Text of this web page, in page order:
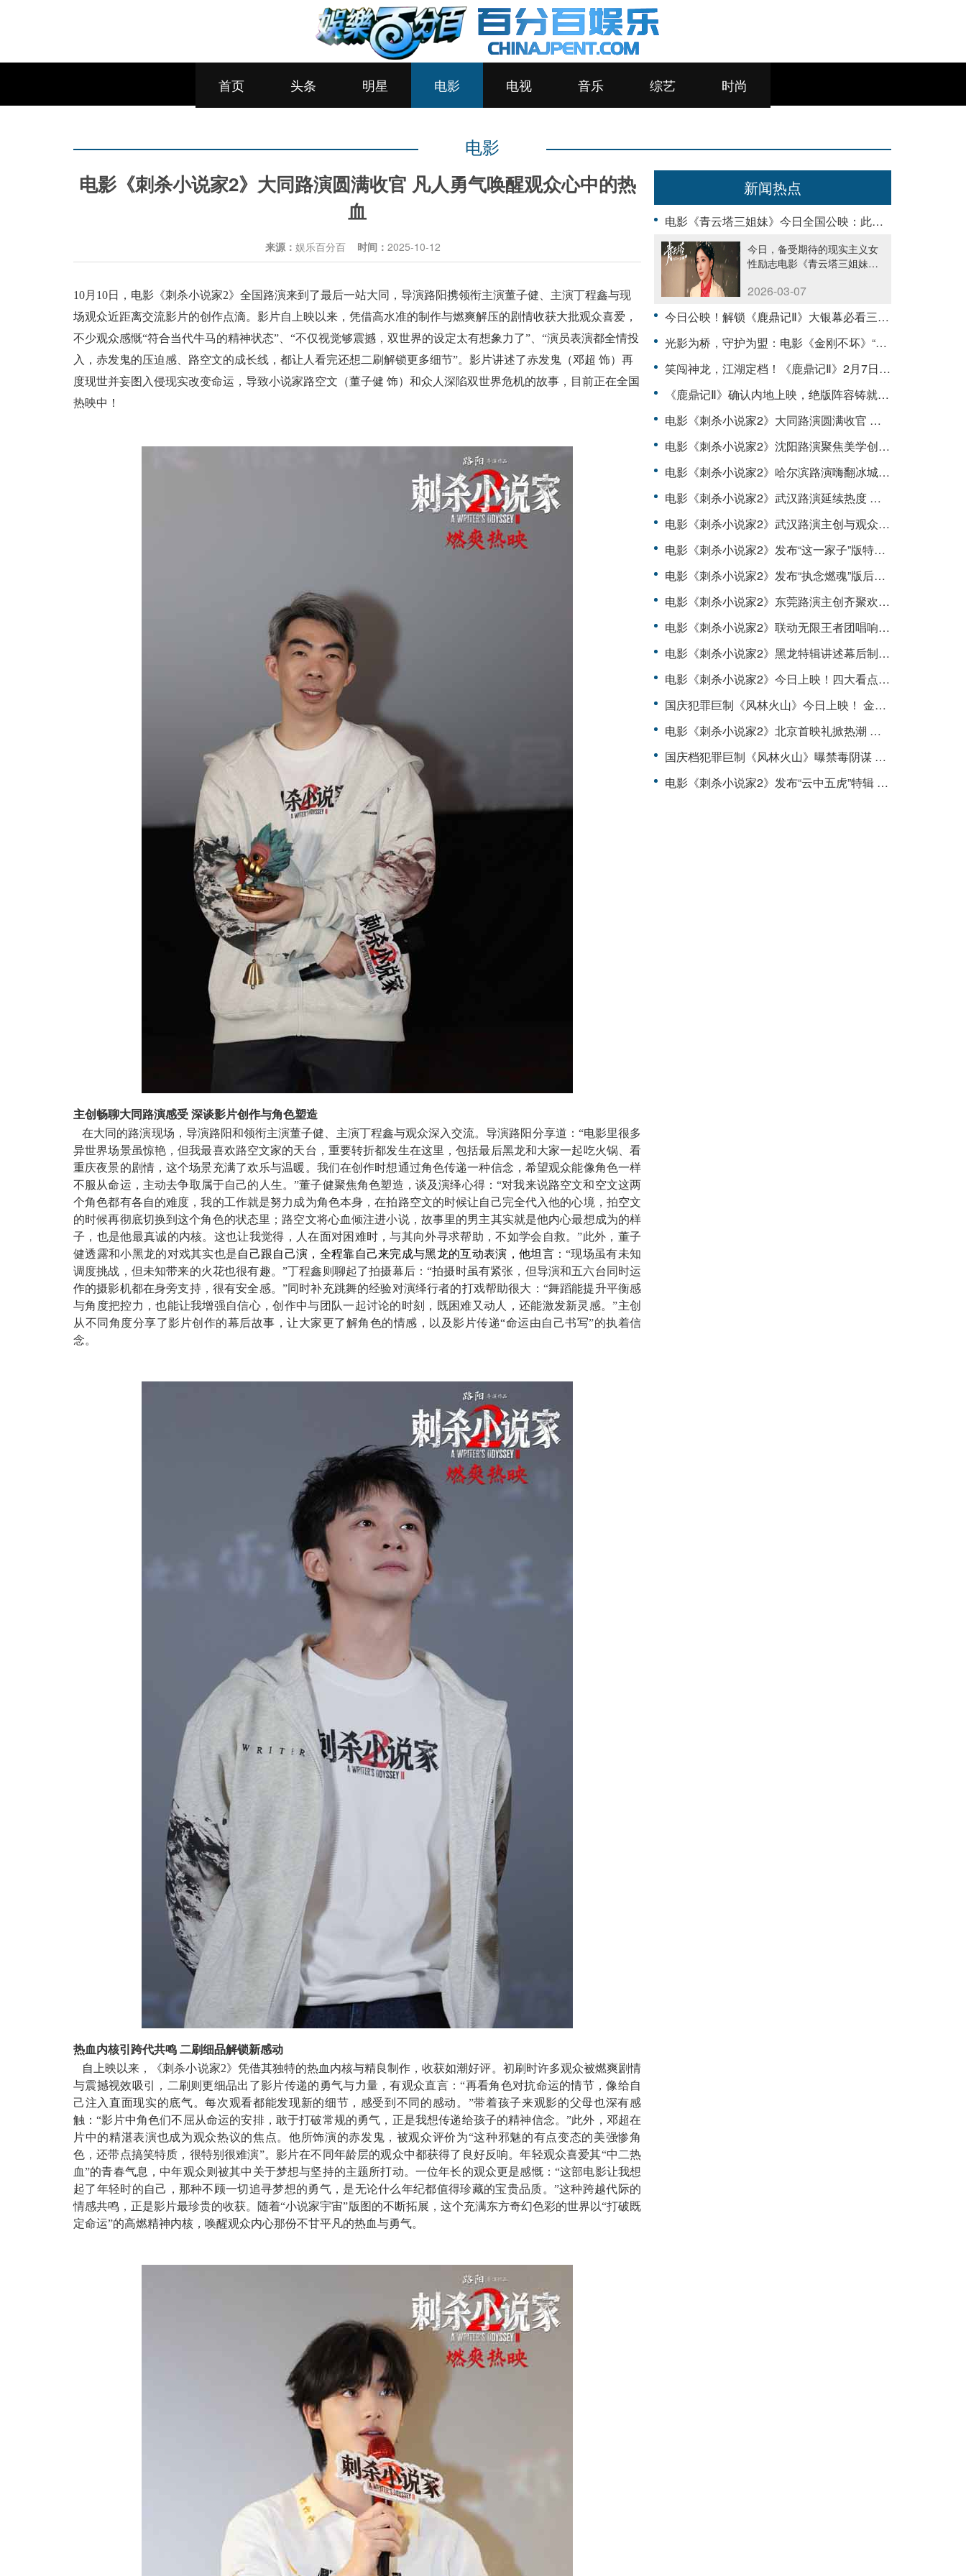
首页 头条 明星 电影 电视 音乐 综艺 时尚
电影
电影《刺杀小说家2》大同路演圆满收官 凡人勇气唤醒观众心中的热
血
来源： 娱乐百分百 时间： 2025-10-12
10月10日，电影《刺杀小说家2》全国路演来到了最后一站大同，导演路阳携领衔主演董子健、主演丁程鑫与现
场观众近距离交流影片的创作点滴。影片自上映以来，凭借高水准的制作与燃爽解压的剧情收获大批观众喜爱，
不少观众感慨“符合当代牛马的精神状态”、“不仅视觉够震撼，双世界的设定太有想象力了”、“演员表演都全情投
入，赤发鬼的压迫感、路空文的成长线，都让人看完还想二刷解锁更多细节”。 影片讲述了赤发鬼（邓超 饰）再
度现世并妄图入侵现实改变命运，导致小说家路空文（董子健 饰）和众人深陷双世界危机的故事，目前正在全国
热映中！
主创畅聊大同路演感受 深谈影片创作与角色塑造
在大同的路演现场， 导演路阳和领衔主演董子健、 主演丁程鑫与观众深入交流。导演路阳分享道：“电影里很多
异世界场景虽惊艳，但我最喜欢路空文家的天台，重要转折都发生在这里 ，包括最后黑龙和大家一起吃火锅、看
重庆夜景的剧情，这个场景充满了欢乐与温暖 。 我们在创作时想通过角色传递一种信念， 希望观众能像角色一样
不服从命运， 主动去争取属于自己的人生。”董子健聚焦角色塑造， 谈及演绎心得：“对我来说路空文和空文这两
个角色都有各自的难度，我的工作就是努力 成为角色本身，在拍路空文的时候让自己完全代入他的心境 ，拍空文
的时候再彻底切换到这个角色的状态里 ；路空文将心血倾注进小说，故事里的男主其实就是他内心最想成为的样
子 ，也是他最真诚的内核。这也让我觉得，人在面对困难时，与其向外寻求帮助，不如学会自救。”此外，董子
健透露和小黑龙的对戏其实也是自己跟自己演， 全程靠自己来完成与黑龙的互动表演，他坦言：“现场虽有未知
调度挑战，但未知带来的火花也很有趣。”丁程鑫 则 聊起了拍摄幕后：“拍摄时虽有紧张，但导演和五六台同时运
作的摄影机都在身旁支持，很有安全感。”同时补充跳舞的经验对演绎行者的打戏帮助很大：“舞蹈能提升平衡感
与角度把控力，也能让我增强自信心，创作中与团队一起讨论的时刻，既困难又动人，还能激发新灵感。”主创
从不同角度分享了影片创作的幕后故事，让大家更了解角色的情感，以及影片传递“命运由自己书写”的执着信
念。
热血内核引跨代共鸣 二刷细品解锁新感动
自上映以来，《刺杀小说家2》凭借其独特的热血内核与精良制作，收获如潮好评。 初刷时许多观众被燃爽剧情
与震撼视效吸引，二刷则更细品出 了影片传递的 勇气与力量，有观众直言 ：“再看角色对抗命运的情节，像给自
己注入直面现实的底气。每次观看都能发现新的细节，感受到不同的感动。 ”带着孩子来观影的父母也深有感
触：“影片中角色们不屈从命运的安排，敢于打破常规的勇气，正是我想传递给孩子的精神信念。”此外，邓超在
片中的精湛表演也成为观众热议的焦点。他所饰演的赤发鬼，被观众评价为“这种邪魅的有点变态的美强惨角
色，还带点搞笑特质，很特别很难演”。影片在不同年龄层的观众中都获得了良好反响。年轻观众喜爱其“中二热
血”的青春气息，中年观众则被其中关于梦想与坚持的主题所打动。一位年长的观众更是感慨：“这部电影让我想
起了年轻时的自己，那种不顾一切追寻梦想的勇气，是无论什么年纪都值得珍藏的宝贵品质。”这种跨越代际的
情感共鸣，正是影片最珍贵的收获。 随着“小说家宇宙”版图的不断拓展，这个充满东方奇幻色彩的世界以“打破既
定命运”的高燃精神内核，唤醒观众内心那份不甘平凡的热血与勇气。
新闻热点
电影《青云塔三姐妹》今日全国公映：此心安处是吾乡
今日，备受期待的现实主义女
性励志电影《青云塔三姐妹》
2026-03-07
今日公映！解锁《鹿鼎记Ⅱ》大银幕必看三重惊喜：原味、笑料与绝唱
光影为桥，守护为盟：电影《金刚不坏》“带鑫鑫回家”公益行动在京举行，探索“电影+公益”长效新范式
笑闯神龙，江湖定档！《鹿鼎记Ⅱ》2月7日原味归来，绝版阵容大银幕重生
《鹿鼎记Ⅱ》确认内地上映，绝版阵容铸就时代绝唱
电影《刺杀小说家2》大同路演圆满收官 凡人勇气唤醒观众心中的热血
电影《刺杀小说家2》沈阳路演聚焦美学创新 一场东方美学与现代影像的完美融合
电影《刺杀小说家2》哈尔滨路演嗨翻冰城 主创畅聊影片燃爽对决与双向救赎
电影《刺杀小说家2》武汉路演延续热度 主创深度解读角色成长心路历程
电影《刺杀小说家2》武汉路演主创与观众畅聊 角色弧光与热血故事获满堂彩
电影《刺杀小说家2》发布“这一家子”版特辑揭秘幕后温情 苏州路演主创动情分享片场羁绊
电影《刺杀小说家2》发布“执念燃魂”版后告片邓超董子健执刃破局 南昌路演现场主创分享拍摄细节
电影《刺杀小说家2》东莞路演主创齐聚欢乐多 六年陪伴见证共同成长
电影《刺杀小说家2》联动无限王者团唱响《不灭》 贵阳路演现场主创集体玩抽象
电影《刺杀小说家2》黑龙特辑讲述幕后制作故事 全国路演开启首站重庆观众表白震撼视效
电影《刺杀小说家2》今日上映！四大看点揭开“小说家宇宙”IP新篇章
国庆犯罪巨制《风林火山》今日上映！ 金城武梁家辉棋逢对手血色厮杀张力拉满
电影《刺杀小说家2》北京首映礼掀热潮 现场虚实交织打破次元壁
国庆档犯罪巨制《风林火山》曝禁毒阴谋 日常药物竟成为毒贩洗白工具
电影《刺杀小说家2》发布“云中五虎”特辑 群星铸魂解锁异世界英雄图鉴